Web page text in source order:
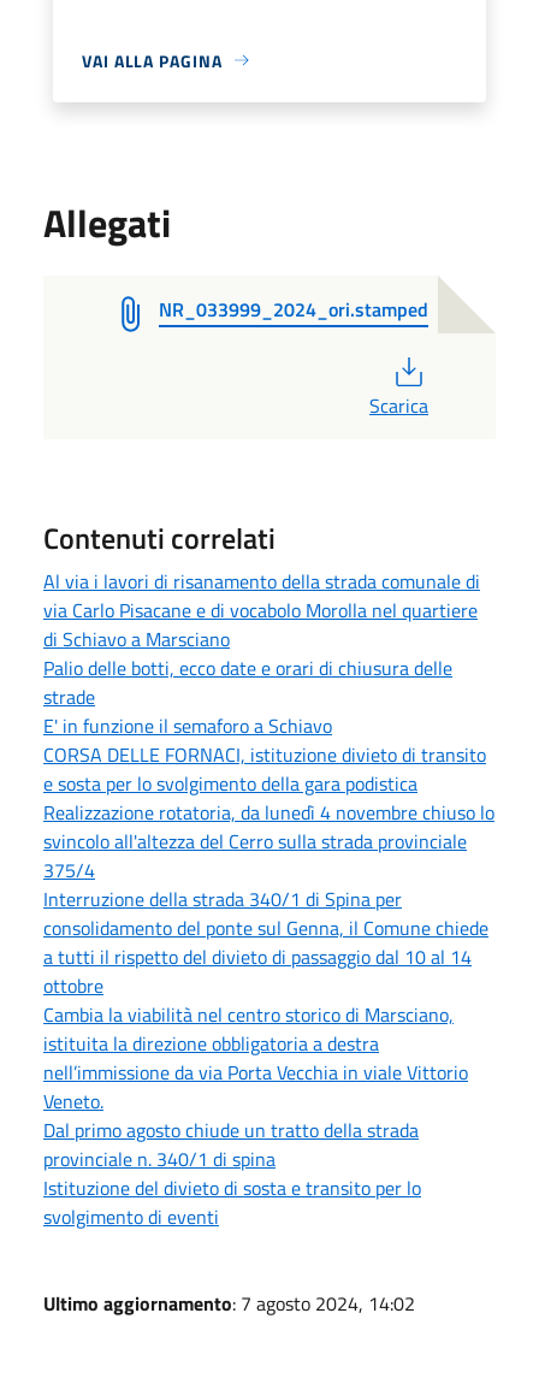
VAI ALLA PAGINA
Allegati
NR_033999_2024_ori.stamped
Scarica
Contenuti correlati
Al via i lavori di risanamento della strada comunale di
via Carlo Pisacane e di vocabolo Morolla nel quartiere
di Schiavo a Marsciano
Palio delle botti, ecco date e orari di chiusura delle
strade
E' in funzione il semaforo a Schiavo
CORSA DELLE FORNACI, istituzione divieto di transito
e sosta per lo svolgimento della gara podistica
Realizzazione rotatoria, da lunedì 4 novembre chiuso lo
svincolo all'altezza del Cerro sulla strada provinciale
375/4
Interruzione della strada 340/1 di Spina per
consolidamento del ponte sul Genna, il Comune chiede
a tutti il rispetto del divieto di passaggio dal 10 al 14
ottobre
Cambia la viabilità nel centro storico di Marsciano,
istituita la direzione obbligatoria a destra
nell’immissione da via Porta Vecchia in viale Vittorio
Veneto.
Dal primo agosto chiude un tratto della strada
provinciale n. 340/1 di spina
Istituzione del divieto di sosta e transito per lo
svolgimento di eventi
Ultimo aggiornamento: 7 agosto 2024, 14:02